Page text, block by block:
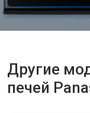
Другие
печей